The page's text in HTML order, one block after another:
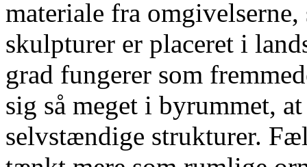
materiale fra
skulpturer er placeret i
grad fungerer som
sig så meget i byrummet,
selvstændige strukturer.